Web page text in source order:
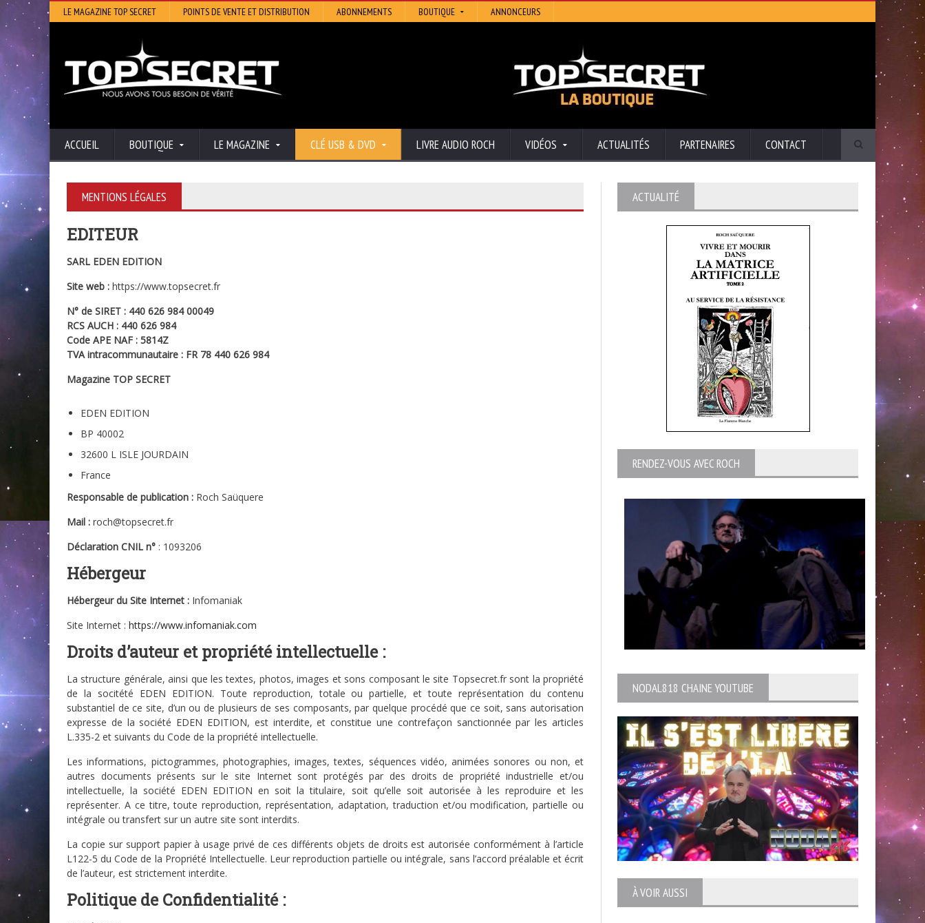
LE MAGAZINE TOP SECRET POINTS DE VENTE ET DISTRIBUTION ABONNEMENTS BOUTIQUE ANNONCEURS
ACCUEIL BOUTIQUE LE MAGAZINE CLÉ USB & DVD LIVRE AUDIO ROCH VIDÉOS ACTUALITÉS PARTENAIRES CONTACT
MENTIONS LÉGALES
EDITEUR
SARL EDEN EDITION
Site web : https://www.topsecret.fr
N° de SIRET : 440 626 984 00049
RCS AUCH : 440 626 984
Code APE NAF : 5814Z
TVA intracommunautaire : FR 78 440 626 984
Magazine TOP SECRET
EDEN EDITION
BP 40002
32600 L ISLE JOURDAIN
France
Responsable de publication : Roch Saüquere
Mail : roch@topsecret.fr
Déclaration CNIL n° : 1093206
Hébergeur
Hébergeur du Site Internet : Infomaniak
Site Internet : https://www.infomaniak.com
Droits d’auteur et propriété intellectuelle :
La structure générale, ainsi que les textes, photos, images et sons composant le site Topsecret.fr sont la propriété
de la socitété EDEN EDITION. Toute reproduction, totale ou partielle, et toute représentation du contenu
substantiel de ce site, d’un ou de plusieurs de ses composants, par quelque procédé que ce soit, sans autorisation
expresse de la société EDEN EDITION, est interdite, et constitue une contrefaçon sanctionnée par les articles
L.335-2 et suivants du Code de la propriété intellectuelle.
Les informations, pictogrammes, photographies, images, textes, séquences vidéo, animées sonores ou non, et
autres documents présents sur le site Internet sont protégés par des droits de propriété industrielle et/ou
intellectuelle, la société EDEN EDITION en soit la titulaire, soit qu’elle soit autorisée à les reproduire et les
représenter. A ce titre, toute reproduction, représentation, adaptation, traduction et/ou modification, partielle ou
intégrale ou transfert sur un autre site sont interdits.
La copie sur support papier à usage privé de ces différents objets de droits est autorisée conformément à l’article
L122-5 du Code de la Propriété Intellectuelle. Leur reproduction partielle ou intégrale, sans l’accord préalable et écrit
de l’auteur, est strictement interdite.
Politique de Confidentialité :
ACTUALITÉ
RENDEZ-VOUS AVEC ROCH
NODAL818 CHAINE YOUTUBE
À VOIR AUSSI